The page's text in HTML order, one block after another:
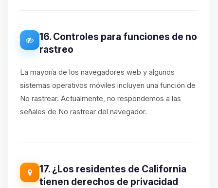
16. Controles para funciones de no
rastreo
La mayoría de los navegadores web y algunos
sistemas operativos móviles incluyen una función de
No rastrear. Actualmente, no respondemos a las
señales de No rastrear del navegador.
17. ¿Los residentes de California
tienen derechos de privacidad